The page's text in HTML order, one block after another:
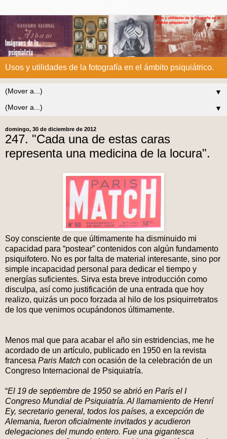
Usos y utilidades de la fotografía en el ámbito psiquiátrico.
▼
▼
domingo, 30 de diciembre de 2012
247. "Cada una de estas caras
representa una medicina de la locura".
Soy consciente de que últimamente ha disminuido mi
capacidad para “postear” contenidos con algún fundamento
psiquifotero. No es por falta de material interesante, sino por
simple incapacidad personal para dedicar el tiempo y
energías suficientes. Sirva esta breve introducción como
disculpa, así como justificación de una entrada que hoy
realizo, quizás un poco forzada al hilo de los psiquirretratos
de los que venimos ocupándonos últimamente.
Menos mal que para acabar el año sin estridencias, me he
acordado de un artículo, publicado en 1950 en la revista
francesa Paris Match con ocasión de la celebración de un
Congreso Internacional de Psiquiatría.
“El 19 de septiembre de 1950 se abrió en París el I
Congreso Mundial de Psiquiatría. Al llamamiento de Henrí
Ey, secretario general, todos los países, a excepción de
Alemania, fueron oficialmente invitados y acudieron
delegaciones del mundo entero. Fue una gigantesca